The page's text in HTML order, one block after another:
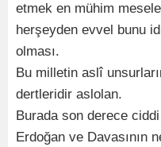
etmek en mühim
herşeyden evvel bunu
olması.
Bu milletin aslî
dertleridir aslolan.
Burada son derece ciddi
Erdoğan ve Davasının